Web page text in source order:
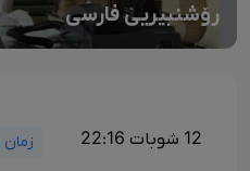
رۆشنبیریی فارسی
12 شوبات 22:16